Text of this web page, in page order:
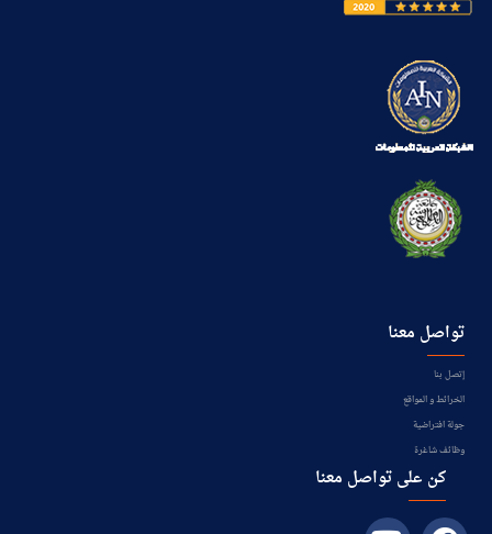
تواصل معنا
إتصل بنا
الخرائط و المواقع
جولة افتراضية
وظائف شاغرة
كن على تواصل معنا